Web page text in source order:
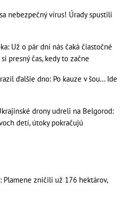
nebezpečný vírus! Úrady spustili
Už o pár dní nás čaká čiastočné
presný čas, kedy to začne
ďalšie dno: Po kauze v šou... Ide
drony udreli na Belgorod:
detí, útoky pokračujú
Plamene zničili už 176 hektárov,